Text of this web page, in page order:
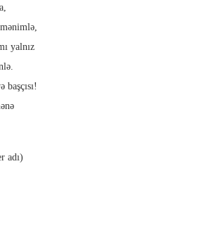
yalnız
adı)